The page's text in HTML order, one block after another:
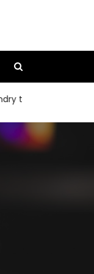
Restare Publishing